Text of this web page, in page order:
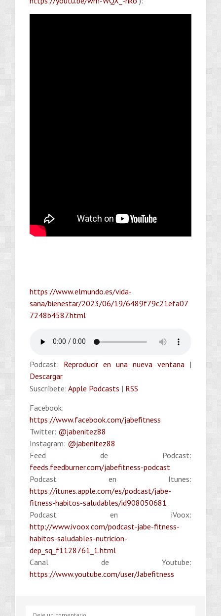
https://www.elmundo.es/vida-
sana/bienestar/2023/06/19/6489f79c21efa07
7248b4587.html
Podcast: Reproducir en una nueva ventana |
Descargar
Suscríbete: Apple Podcasts | RSS
Facebook:
https://www.facebook.com/jabefitness
Twitter: @jabenitez88
Instagram: @jabenitez88
Feed de Podcast:
feeds.feedburner.com/jabefitness-podcast
Podcast en Itunes:
https://itunes.apple.com/es/podcast/jabe-
fitness-habitos-saludables/id908050681
Podcast en iVoox:
http://www.ivoox.com/podcast-jabe-fitness-
habitos-saludables-nutricion-
dep_sq_f1128761_1.html
Canal de Youtube:
https://www.youtube.com/user/Jabefitness